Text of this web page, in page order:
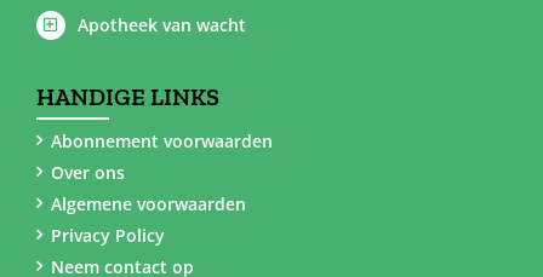
Apotheek van wacht
HANDIGE LINKS
Abonnement voorwaarden
Over ons
Algemene voorwaarden
Privacy Policy
Neem contact op